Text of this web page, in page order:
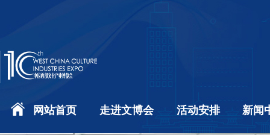
网站首页 走进文博会 活动安排 新闻